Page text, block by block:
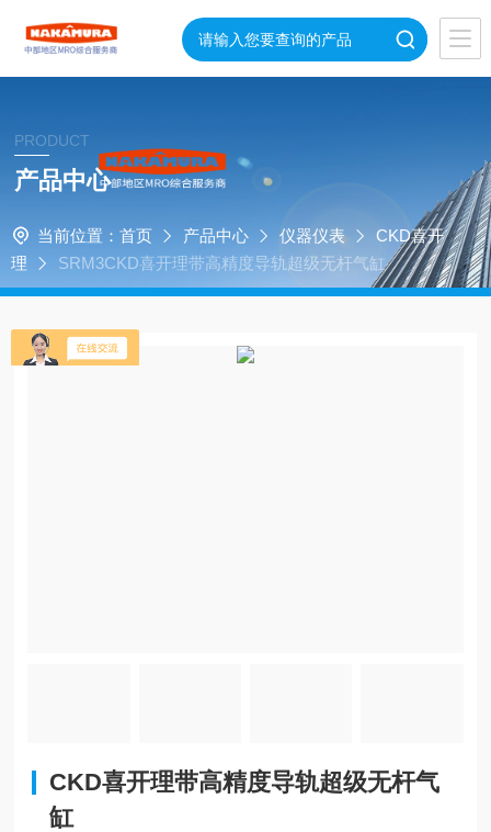
PRODUCT
产品中心
当前位置： 首页 产品中心 仪器仪表
CKD喜开
理
SRM3CKD喜开理带高精度导轨超级无杆气缸
CKD喜开理带高精度导轨超级无杆气
缸